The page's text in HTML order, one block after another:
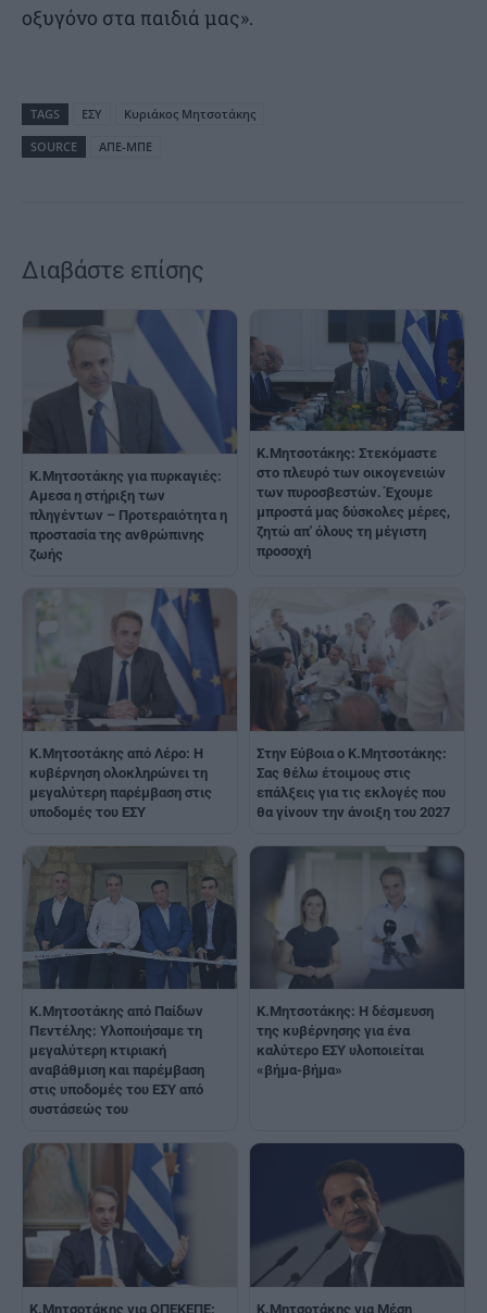
οξυγόνο στα παιδιά μας».
TAGS ΕΣΥ
Κυριάκος Μητσοτάκης
SOURCE
ΑΠΕ-ΜΠΕ
Διαβάστε επίσης
K.Μητσοτάκης για πυρκαγιές:
Αμεσα η στήριξη των
πληγέντων – Προτεραιότητα η
προστασία της ανθρώπινης
ζωής
Κ.Μητσοτάκης: Στεκόμαστε
στο πλευρό των οικογενειών
των πυροσβεστών. Έχουμε
μπροστά μας δύσκολες μέρες,
ζητώ απ' όλους τη μέγιστη
προσοχή
Κ.Μητσοτάκης από Λέρο: Η
κυβέρνηση ολοκληρώνει τη
μεγαλύτερη παρέμβαση στις
υποδομές του ΕΣΥ
Στην Εύβοια ο Κ.Μητσοτάκης:
Σας θέλω έτοιμους στις
επάλξεις για τις εκλογές που
θα γίνουν την άνοιξη του 2027
Κ.Μητσοτάκης από Παίδων
Πεντέλης: Υλοποιήσαμε τη
μεγαλύτερη κτιριακή
αναβάθμιση και παρέμβαση
στις υποδομές του ΕΣΥ από
συστάσεώς του
K.Μητσοτάκης: Η δέσμευση
της κυβέρνησης για ένα
καλύτερο ΕΣΥ υλοποιείται
«βήμα-βήμα»
Κ.Μητσοτάκης για ΟΠΕΚΕΠΕ: K.Μητσοτάκης για Μέση